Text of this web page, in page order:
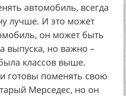
автомобиль, всегда
лучше. И это может
он может быть
выпуска, но важно –
классов выше.
готовы поменять свою
Мерседес, но он